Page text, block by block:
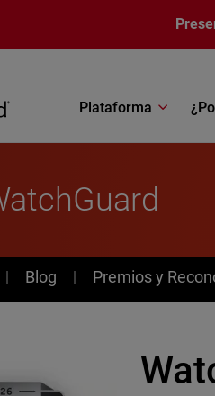
Plataforma
Blog Premios y